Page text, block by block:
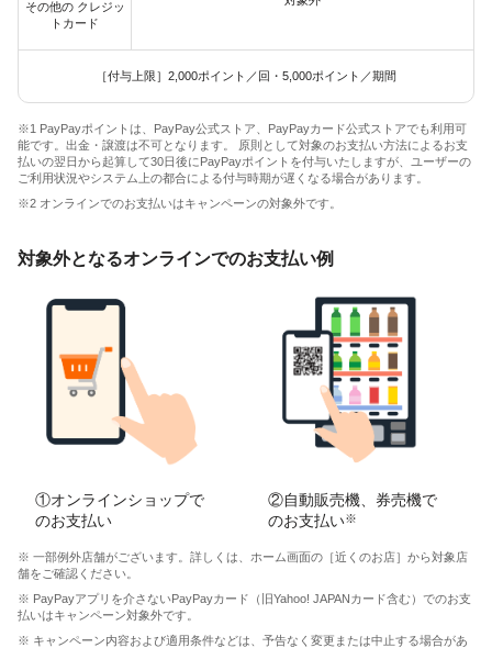
その他の クレジッ
トカード
［付与上限］2,000ポイント／回・5,000ポイント／期間
※1 PayPayポイントは、PayPay公式ストア、PayPayカード公式ストアでも利用可
能です。出金・譲渡は不可となります。 原則として対象のお支払い方法によるお支
払いの翌日から起算して30日後にPayPayポイントを付与いたしますが、ユーザーの
ご利用状況やシステム上の都合による付与時期が遅くなる場合があります。
※2 オンラインでのお支払いはキャンペーンの対象外です。
対象外となるオンラインでのお支払い例
①オンラインショップで
のお支払い
②自動販売機、券売機で
のお支払い※
※ 一部例外店舗がございます。詳しくは、ホーム画面の［近くのお店］から対象店
舗をご確認ください。
※ PayPayアプリを介さないPayPayカード（旧Yahoo! JAPANカード含む）でのお支
払いはキャンペーン対象外です。
※ キャンペーン内容および適用条件などは、予告なく変更または中止する場合があ